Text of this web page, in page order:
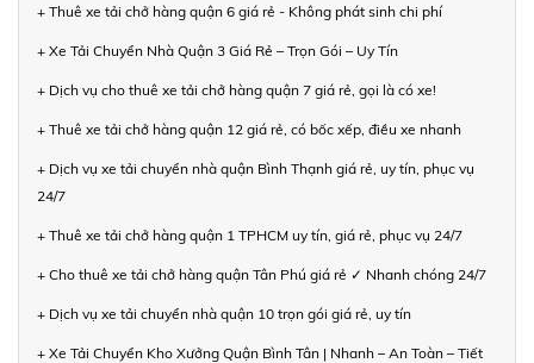
+ Thuê xe tải chở hàng quận 6 giá rẻ - Không phát sinh chi phí
+ Xe Tải Chuyển Nhà Quận 3 Giá Rẻ – Trọn Gói – Uy Tín
+ Dịch vụ cho thuê xe tải chở hàng quận 7 giá rẻ, gọi là có xe!
+ Thuê xe tải chở hàng quận 12 giá rẻ, có bốc xếp, điều xe nhanh
+ Dịch vụ xe tải chuyển nhà quận Bình Thạnh giá rẻ, uy tín, phục vụ
24/7
+ Thuê xe tải chở hàng quận 1 TPHCM uy tín, giá rẻ, phục vụ 24/7
+ Cho thuê xe tải chở hàng quận Tân Phú giá rẻ ✓ Nhanh chóng 24/7
+ Dịch vụ xe tải chuyển nhà quận 10 trọn gói giá rẻ, uy tín
+ Xe Tải Chuyển Kho Xưởng Quận Bình Tân | Nhanh – An Toàn – Tiết